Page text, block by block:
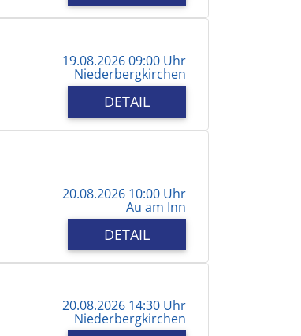
19.08.2026 09:00 Uhr
Niederbergkirchen
DETAIL
20.08.2026 10:00 Uhr
Au am Inn
DETAIL
20.08.2026 14:30 Uhr
Niederbergkirchen